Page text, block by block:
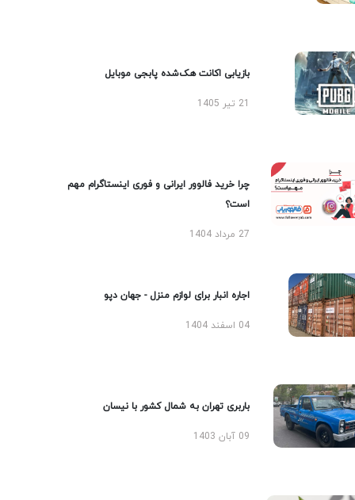
بازیابی اکانت هک‌شده پابجی موبایل
چرا خرید فالوور ایرانی و فوری اینستاگرام مهم
است؟
27 مرداد 1404
اجاره انبار برای لوازم منزل - جهان دپو
04 اسفند 1404
باربری تهران به شمال کشور با نیسان
09 آبان 1403